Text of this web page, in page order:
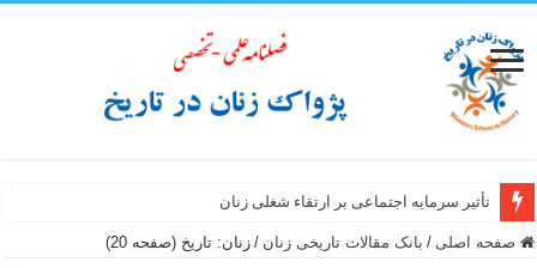
تأثیر سرمایه اجتماعی بر ارتقاء شغلی زنان
صفحه اصلی / بانک مقالات تاریخی زنان / زنان: تاریخ (صفحه 20)